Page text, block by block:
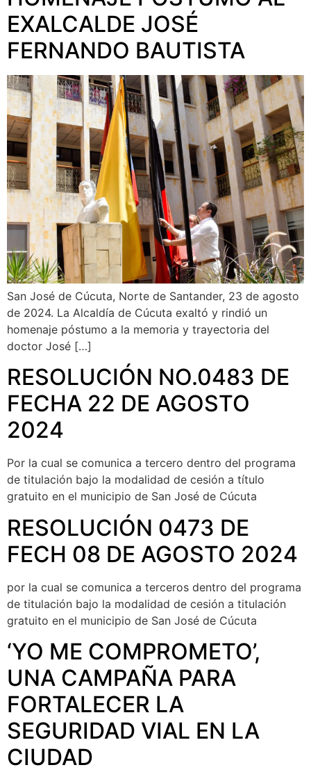
EXALCALDE JOSÉ
FERNANDO BAUTISTA
San José de Cúcuta, Norte de Santander, 23 de agosto
de 2024. La Alcaldía de Cúcuta exaltó y rindió un
homenaje póstumo a la memoria y trayectoria del
doctor José […]
RESOLUCIÓN NO.0483 DE
FECHA 22 DE AGOSTO
2024
Por la cual se comunica a tercero dentro del programa
de titulación bajo la modalidad de cesión a título
gratuito en el municipio de San José de Cúcuta
RESOLUCIÓN 0473 DE
FECH 08 DE AGOSTO 2024
por la cual se comunica a terceros dentro del programa
de titulación bajo la modalidad de cesión a titulación
gratuito en el municipio de San José de Cúcuta
‘YO ME COMPROMETO’,
UNA CAMPAÑA PARA
FORTALECER LA
SEGURIDAD VIAL EN LA
CIUDAD